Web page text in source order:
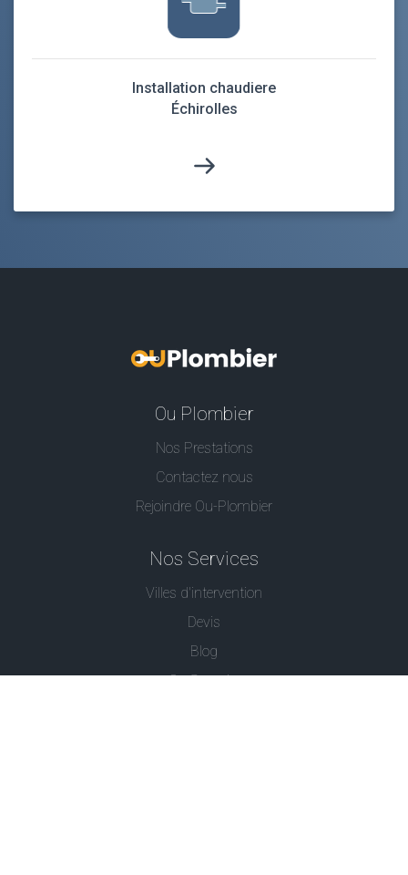
Installation chaudiere
Échirolles
Ou Plombier
Nos Prestations
Contactez nous
Rejoindre Ou-Plombier
Nos Services
Villes d'intervention
Devis
Blog
Ou Serrurier